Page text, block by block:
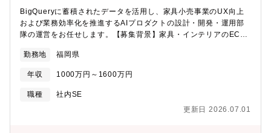
BigQueryに蓄積されたデータを活用し、家具小売事業のUX向上
および業務効率化を推進するAIプロダクトの設計・開発・運用部
隊の運営をお任せします。【募集背景】家具・インテリアのEC・
ます。現在、私たちの基盤には、200万人を超えるユーザーによる
Webサイトやアプリでの行動ログ、購買データ、さらには実店舗
のデータや商品画像など、膨大なデータが日々蓄積されていま
す。しかし、これらのデータをプロダクトの進化やUXの向上に結
らLOWYAがさらに市場をリードし、次のステージへと進化するた
勤務地 福岡県
年収 1000万円～1600万円
職種
社内SE
更新日 2026.07.01